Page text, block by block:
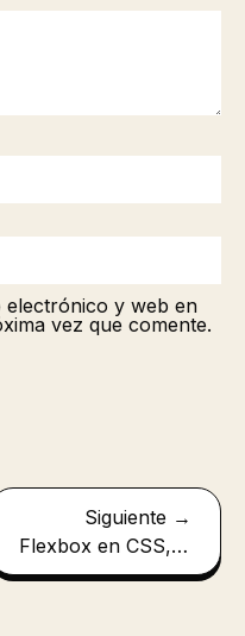
y web en
vez que comente.
Siguiente →
Flexbox en CSS, cómo funciona y ejemplos